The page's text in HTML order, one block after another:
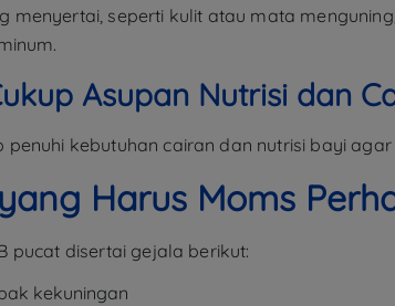
seperti kulit atau mata
Asupan Nutrisi dan
kebutuhan cairan dan nutrisi bayi
Harus Moms
pucat disertai gejala berikut:
kekuningan